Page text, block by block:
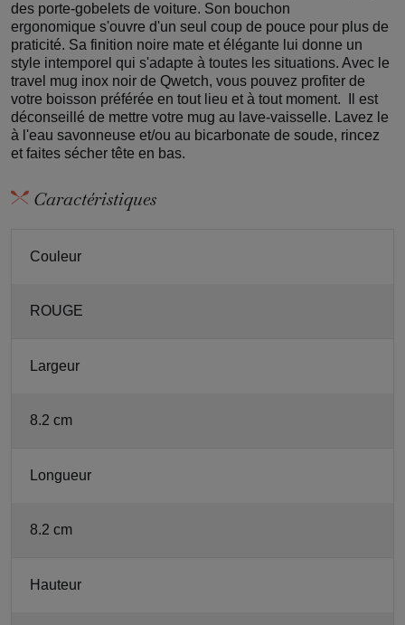
des porte-gobelets de voiture. Son bouchon
ergonomique s'ouvre d'un seul coup de pouce pour plus de
praticité. Sa finition noire mate et élégante lui donne un
style intemporel qui s'adapte à toutes les situations. Avec le
travel mug inox noir de Qwetch, vous pouvez profiter de
votre boisson préférée en tout lieu et à tout moment. Il est
déconseillé de mettre votre mug au lave-vaisselle. Lavez le
à l'eau savonneuse et/ou au bicarbonate de soude, rincez
et faites sécher tête en bas.
Caractéristiques
Couleur
ROUGE
Largeur
8.2 cm
Longueur
8.2 cm
Hauteur